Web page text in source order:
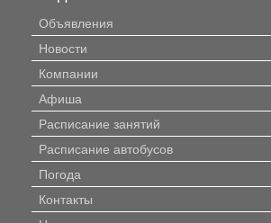
Объявления
Новости
Компании
Афиша
Расписание занятий
Расписание автобусов
Погода
Контакты